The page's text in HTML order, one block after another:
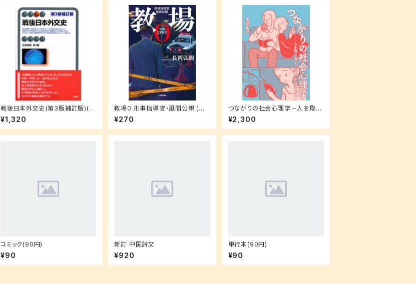
戦後日本外交史(第3版補訂版)(有
斐閣アルマ)
¥1,320
教場0 刑事指導官・風間公親 (小
学館文庫 な 17-4)
¥270
つながりの社会心理学－人を取り
巻く「空気」を科学する
¥2,300
コミック(90円)
¥90
新訂 中国詩文
¥920
単行本(90円)
¥90